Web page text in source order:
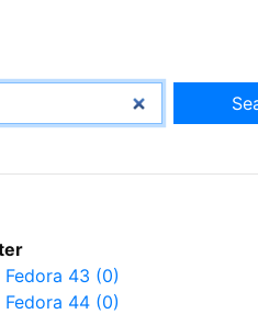
Fedora 43 (0)
Fedora 44 (0)